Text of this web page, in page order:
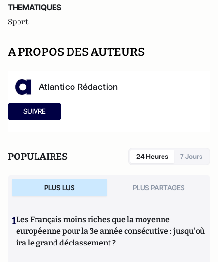
THEMATIQUES
Sport
A PROPOS DES AUTEURS
Atlantico Rédaction
SUIVRE
POPULAIRES 24 Heures 7 Jours
PLUS LUS PLUS PARTAGES
1Les Français moins riches que la moyenne
européenne pour la 3e année consécutive : jusqu'où
ira le grand déclassement ?